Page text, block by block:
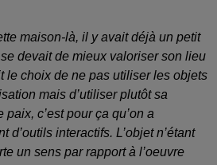
maison-là, il y avait déjà un petit
devait de mieux valoriser son lieu
le choix de ne pas utiliser les objets
mais d’utiliser plutôt sa
c’est pour ça qu’on a
d’outils interactifs. L’objet n’étant
un sens par rapport à l’oeuvre